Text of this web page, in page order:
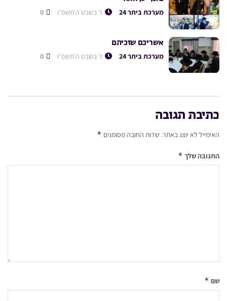
מערכת ביתר 24 ז׳ בשבט ה׳תשפ״ו
אשריכם שזכיתם
מערכת ביתר 24 ז׳ בשבט ה׳תשפ״ו
כתיבת תגובה
האימייל לא יוצג באתר. שדות החובה מסומנים *
התגובה שלך *
שם *